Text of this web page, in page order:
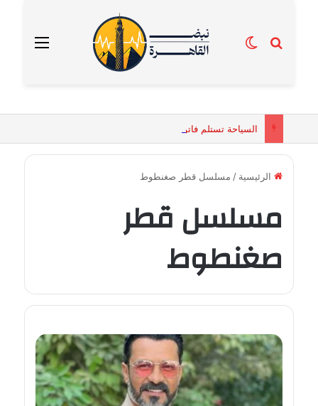
القائمة بحث عنالوضع المظلم
الرئيسية / مسلسل قطر صغنطوط
مسلسل قطر
صغنطوط